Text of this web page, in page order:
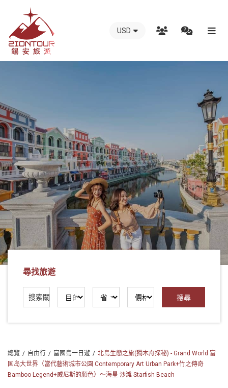
越
國
際
旅
行
社
-
越
南
地
接
社
-
越
南
USD
尋找旅遊
總覽 自由行 富國島一日遊
北島生態之旅(獨木舟探秘) - Grand World 富
国岛大世界（當代藝術城市公園 Contemporary Art Urban Park+竹之傳奇
Bamboo Legend+威尼斯的顏色）～海星 沙滩 Starfish Beach